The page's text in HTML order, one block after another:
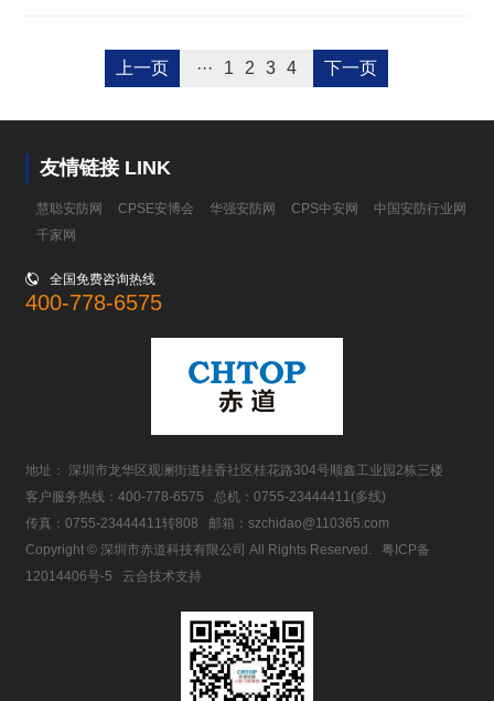
上一页 ··· 1 2 3 4 下一页
友情链接 LINK
慧聪安防网 CPSE安博会 华强安防网 CPS中安网
中国安防行业网
千家网
 全国免费咨询热线
400-778-6575
地址： 深圳市龙华区观澜街道桂香社区桂花路304号顺鑫工业园2栋三楼
客户服务热线：400-778-6575 总机：0755-23444411(多线)
传真：0755-23444411转808 邮箱：szchidao@110365.com
Copyright © 深圳市赤道科技有限公司 All Rights Reserved.粤ICP备
12014406号-5
云合技术支持